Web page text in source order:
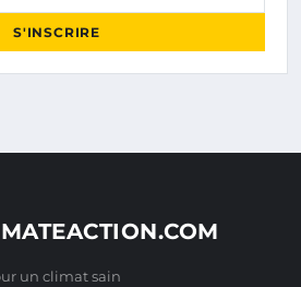
S'INSCRIRE
un climat sain